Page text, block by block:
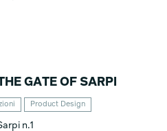
GATE OF SARPI
Product Design
n.1